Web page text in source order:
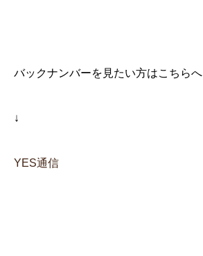
バックナンバーを見たい方はこちらへ
↓
YES通信